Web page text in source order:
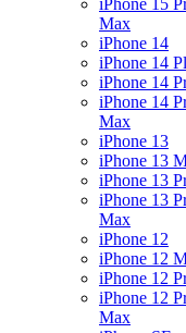
iPhone 15
Max
iPhone 14
iPhone 14
iPhone 14
iPhone 14
Max
iPhone 13
iPhone 13
iPhone 13
iPhone 13
Max
iPhone 12
iPhone 12
iPhone 12
iPhone 12
Max